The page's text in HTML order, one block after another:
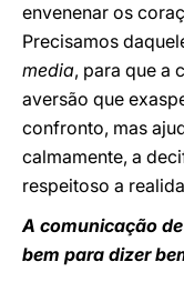
envenenar os
Precisamos
media, para que a
aversão que
confronto, mas
calmamente, a
respeitoso a
A comunicação
bem para dizer